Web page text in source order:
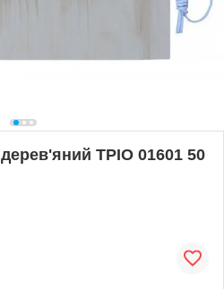
дерев'яний ТРІО 01601 50